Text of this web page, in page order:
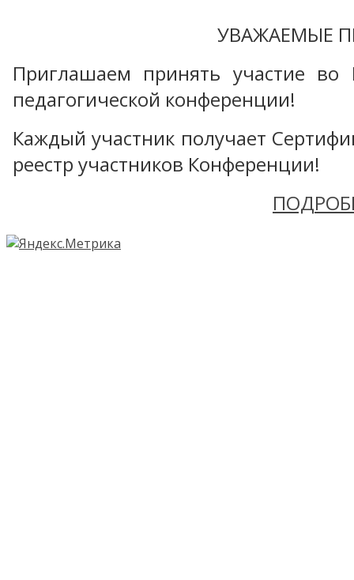
УВАЖАЕМЫЕ
Приглашаем принять участие во
педагогической конференции!
Каждый участник получает
реестр участников Конференции!